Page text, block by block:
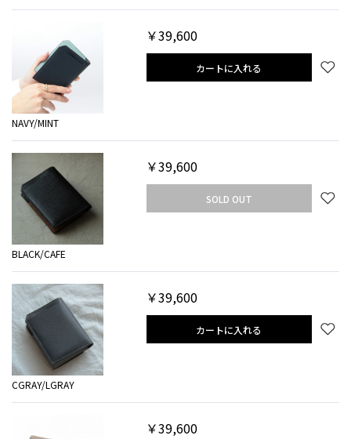
NAVY/MINT
￥39,600
カートに入れる
BLACK/CAFE
￥39,600
SOLD OUT
CGRAY/LGRAY
￥39,600
カートに入れる
￥39,600